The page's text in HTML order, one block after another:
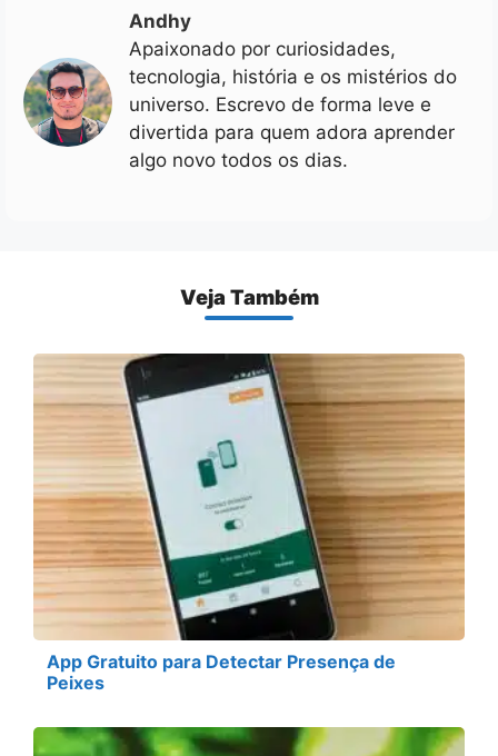
Andhy
Apaixonado por curiosidades,
tecnologia, história e os mistérios do
universo. Escrevo de forma leve e
divertida para quem adora aprender
algo novo todos os dias.
Veja Também
App Gratuito para Detectar Presença de
Peixes